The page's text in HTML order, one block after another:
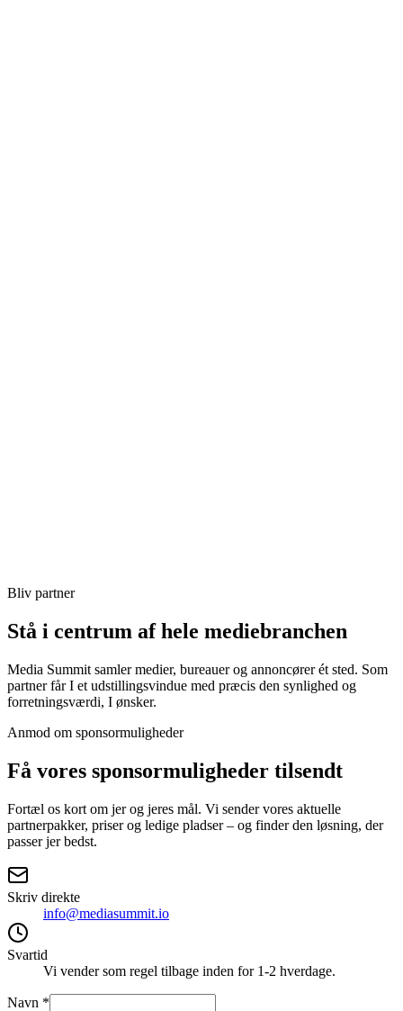
Bliv partner
Stå i centrum af hele mediebranchen
Media Summit samler medier, bureauer og annoncører ét sted. Som
partner får I et udstillingsvindue med præcis den synlighed og
forretningsværdi, I ønsker.
Anmod om sponsormuligheder
Få vores sponsormuligheder tilsendt
Fortæl os kort om jer og jeres mål. Vi sender vores aktuelle
partnerpakker, priser og ledige pladser – og finder den løsning, der
passer jer bedst.
Skriv direkte
info@mediasummit.io
Svartid
Vi vender som regel tilbage inden for 1-2 hverdage.
Navn *